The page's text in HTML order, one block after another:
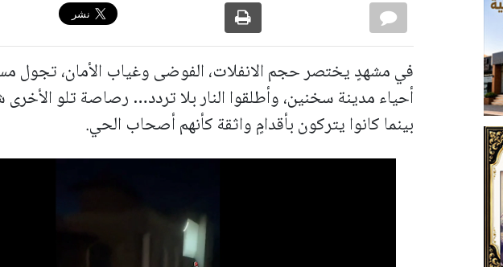
في مشهدٍ يختصر حجم الانفلات، الفوضى وغياب الأمان، تجول
أحياء مدينة سخنين، وأطلقوا النار بلا تردد… رصاصة تلو
بينما كانوا يتركون بأقدامٍ واثقة كأنهم أصحاب الحي.